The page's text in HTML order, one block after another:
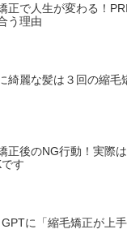
正で人生が変わる！
う理由
綺麗な髪は３回の縮
正後のNG行動！実際
す
に「縮毛矯正が上